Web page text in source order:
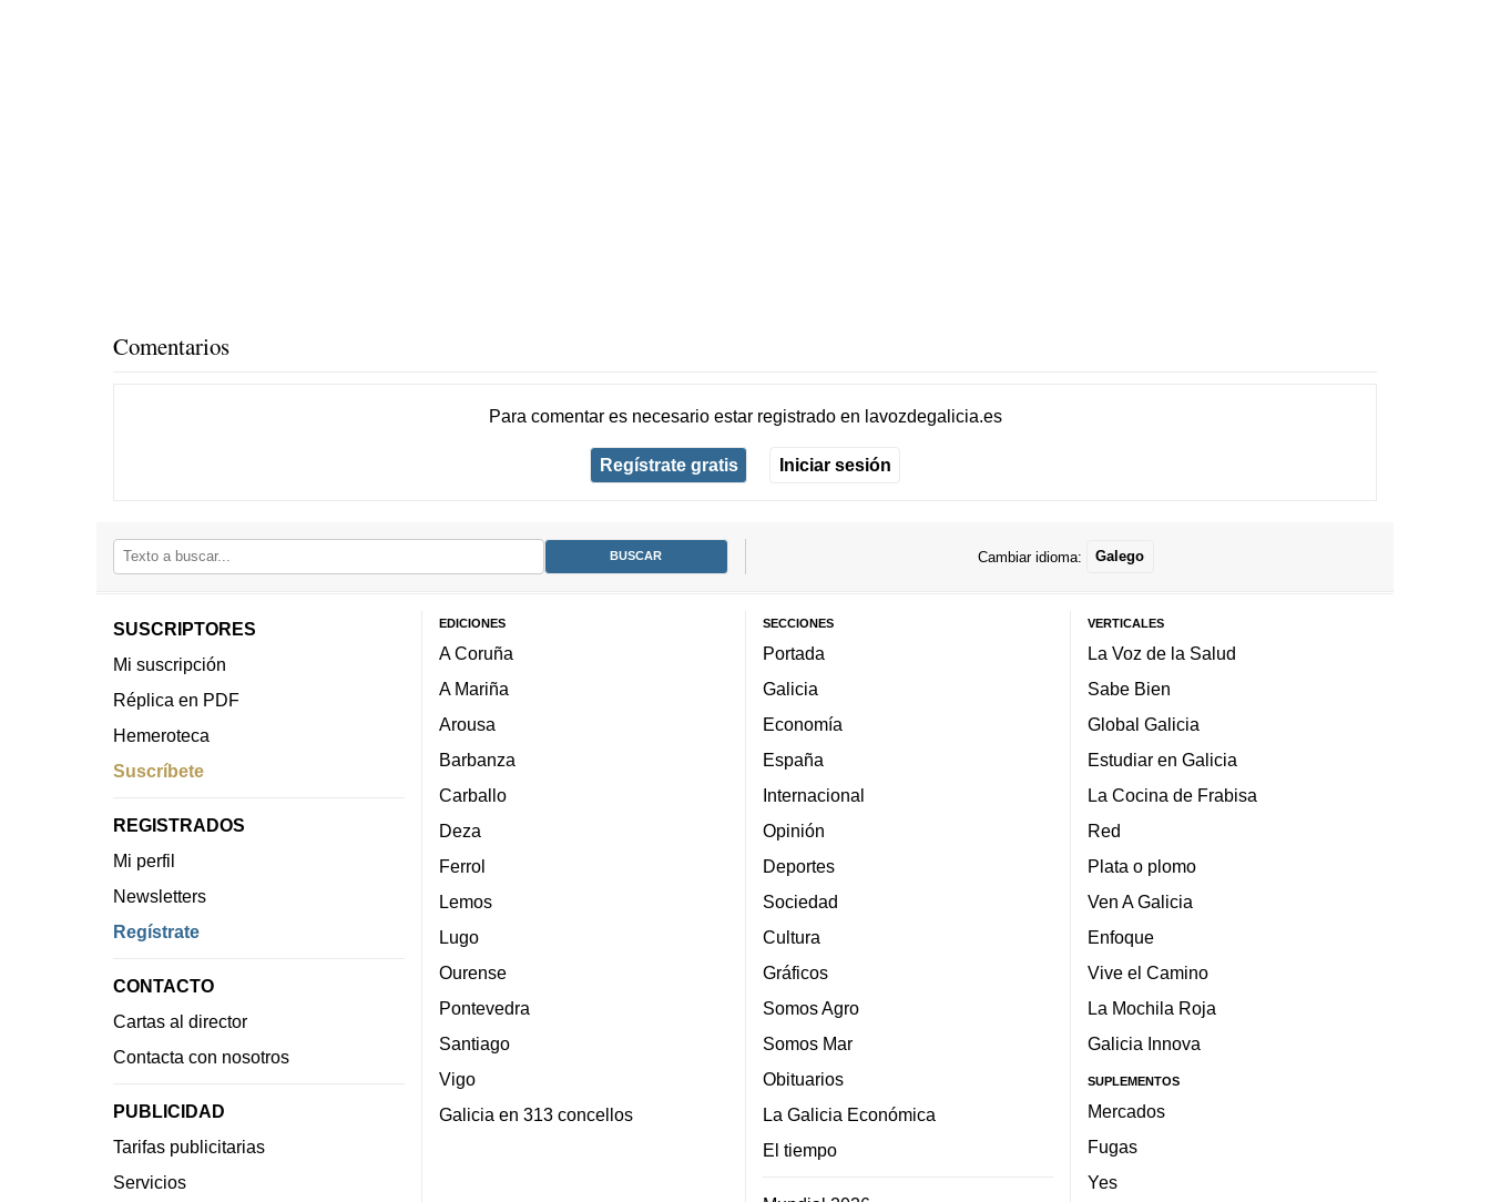
Comentarios
Para comentar es necesario estar registradoen lavozdegalicia.es
Regístrate gratis Iniciar sesión
Cambiar idioma: Galego
SUSCRIPTORES
Mi suscripción
Réplica en PDF
Hemeroteca
Suscríbete
REGISTRADOS
Mi perfil
Newsletters
Regístrate
CONTACTO
Cartas al director
Contacta con nosotros
PUBLICIDAD
Tarifas publicitarias
Servicios
EDICIONES
A Coruña
A Mariña
Arousa
Barbanza
Carballo
Deza
Ferrol
Lemos
Lugo
Ourense
Pontevedra
Santiago
Vigo
Galicia en 313 concellos
SECCIONES
Portada
Galicia
Economía
España
Internacional
Opinión
Deportes
Sociedad
Cultura
Gráficos
Somos Agro
Somos Mar
Obituarios
La Galicia Económica
El tiempo
VERTICALES
La Voz de la Salud
Sabe Bien
Global Galicia
Estudiar en Galicia
La Cocina de Frabisa
Red
Plata o plomo
Ven A Galicia
Enfoque
Vive el Camino
La Mochila Roja
Galicia Innova
SUPLEMENTOS
Mercados
Fugas
Yes